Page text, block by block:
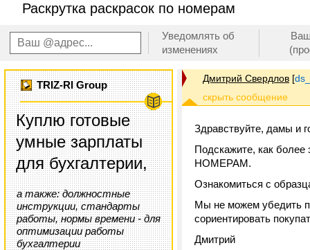
Раскрутка раскрасок по номерам
Уведомлять об
изменениях
TRIZ-RI Group
Куплю готовые
умные зарплаты
для бухгалтерии,
а также: должностные
инструкции, стандарты
работы, нормы времени - для
оптимизации работы
бухгалтерии
Дмитрий Свердлов [
Здравствуйте, дамы и
Подскажите, как
НОМЕРАМ.
Ознакомиться с
Мы не можем убедить
сориентировать
Дмитрий